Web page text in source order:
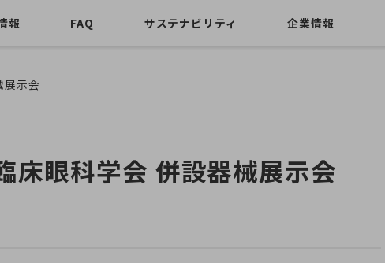
報 FAQ サステナビリティ 企業情報
展示会
床眼科学会 併設器械展示会